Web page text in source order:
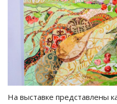
На выставке представлены